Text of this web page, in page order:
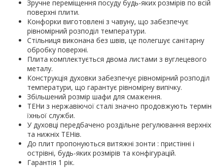
Зручне переміщення посуду будь-яких розмірів по всій
поверхні плити.
Конфорки виготовлені з чавуну, що забезпечує
рівномірний розподіл температури.
Стільниця виконана без швів, це полегшує санітарну
обробку поверхні.
Плита комплектується двома листами з вуглецевого
металу.
Конструкція духовки забезпечує рівномірний розподіл
температури, що гарантує рівномірну випічку.
Збільшений розмір шафи для смаження.
ТЕНи з нержавіючої сталі значно продовжують термін
їхньої служби.
У духовці передбачено роздільне регулювання верхніх
та нижніх ТЕНів.
До плит пропонуються витяжні зонти : пристінні і
острівні, будь-яких розмірів та конфігурацій.
Гарантія 1 рік.